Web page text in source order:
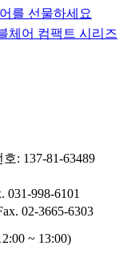
를 선물하세요
체어 컴팩트 시리즈
: 137-81-63489
031-998-6101
02-3665-6303
~ 13:00)